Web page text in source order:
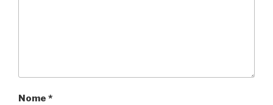
Nome *